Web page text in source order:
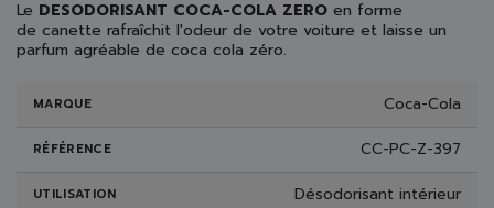
Le DESODORISANT COCA-COLA ZERO en forme
de canette rafraîchit l'odeur de votre voiture et laisse un
parfum agréable de coca cola zéro.
MARQUE Coca-Cola
RÉFÉRENCE CC-PC-Z-397
UTILISATION Désodorisant intérieur